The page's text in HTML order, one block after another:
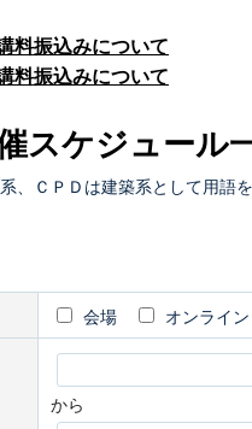
料振込みについて
料振込みについて
スケジュール
、ＣＰＤは建築系として用語を
会場 オンライン
から